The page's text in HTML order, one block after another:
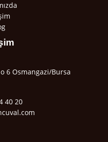
6 Osmangazi/Bursa
40 20